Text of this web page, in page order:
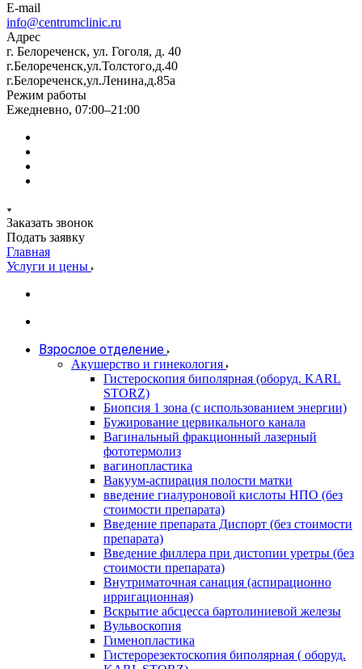
E-mail
info@centrumclinic.ru
Адрес
г. Белореченск, ул. Гоголя, д. 40
г.Белореченск,ул.Толстого,д.40
г.Белореченск,ул.Ленина,д.85а
Режим работы
Ежедневно, 07:00–21:00
Заказать звонок
Подать заявку
Главная
Услуги и цены
Взрослое отделение
Акушерство и гинекология
Гистероскопия биполярная (оборуд. KARL
STORZ)
Биопсия 1 зона (с использованием энергии)
Бужирование цервикального канала
Вагинальный фракционный лазерный
фототермолиз
вагинопластика
Вакуум-аспирация полости матки
введение гиалуроновой кислоты НПО (без
стоимости препарата)
Введение препарата Диспорт (без стоимости
препарата)
Введение филлера при дистопии уретры (без
стоимости препарата)
Внутриматочная санация (аспирационно
ирригационная)
Вскрытие абсцесса бартолиниевой железы
Вульвоскопия
Гименопластика
Гистерорезектоскопия биполярная ( оборуд.